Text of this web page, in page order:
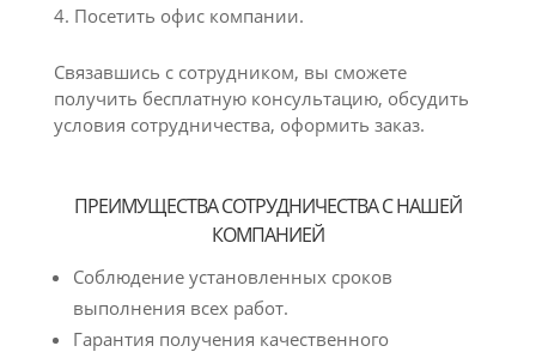
Посетить офис компании.
Связавшись с сотрудником, вы сможете
получить бесплатную консультацию, обсудить
условия сотрудничества, оформить заказ.
ПРЕИМУЩЕСТВА СОТРУДНИЧЕСТВА С НАШЕЙ
КОМПАНИЕЙ
Соблюдение установленных сроков
выполнения всех работ.
Гарантия получения качественного